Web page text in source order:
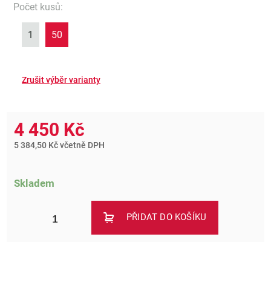
Počet kusů:
1 50
4 450 Kč
5 384,50 Kč včetně DPH
Skladem
PŘIDAT DO KOŠÍKU